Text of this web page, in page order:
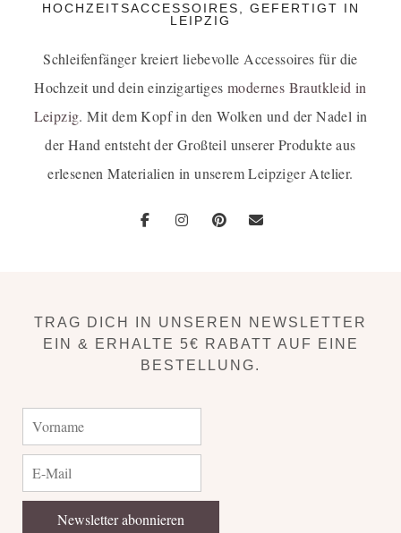
HOCHZEITSACCESSOIRES, GEFERTIGT IN
LEIPZIG
Schleifenfänger kreiert liebevolle Accessoires für die
Hochzeit und dein einzigartiges modernes Brautkleid in
Leipzig. Mit dem Kopf in den Wolken und der Nadel in
der Hand entsteht der Großteil unserer Produkte aus
erlesenen Materialien in unserem Leipziger Atelier.
TRAG DICH IN UNSEREN NEWSLETTER
EIN & ERHALTE 5€ RABATT AUF EINE
BESTELLUNG.